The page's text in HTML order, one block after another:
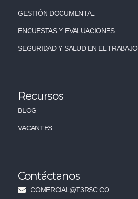
GESTIÓN DOCUMENTAL
ENCUESTAS Y EVALUACIONES
SEGURIDAD Y SALUD EN EL TRABAJO
Recursos
BLOG
VACANTES
Contáctanos
COMERCIAL@T3RSC.CO